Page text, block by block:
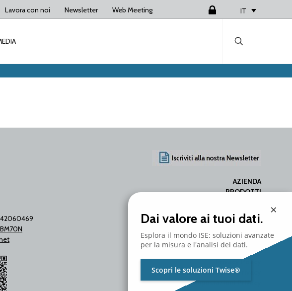
Lavora con noi Newsletter Web Meeting IT
AZIENDA
PRODOTTI
RISORSE
MEDIA
CONTATTACI
LAVORA CON NOI
Privacy Policy
Cambia Preferenze Privacy
Storico Impostazioni Privacy
×
Dai valore ai tuoi dati.
Esplora il mondo ISE: soluzioni avanzate
per la misura e l'analisi dei dati.
Scopri le soluzioni Twise®